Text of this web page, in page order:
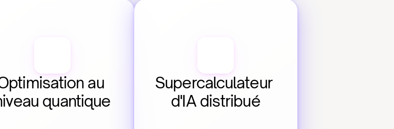
au
quantique
Supercalculateur
d'IA distribué